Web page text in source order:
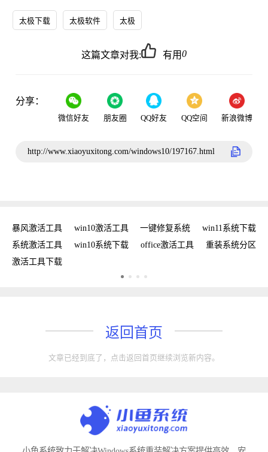
太极下载 太极软件 太极
这篇文章对我: 有用0
分享：
微信好友 朋友圈 QQ好友 QQ空间 新浪微博
http://www.xiaoyuxitong.com/windows10/197167.html
暴风激活工具 win10激活工具 一键修复系统
win11系统下载
系统激活工具
win10系统下载 office激活工具
重装系统分区
激活工具下载
返回首页
文章已经到底了，点击返回首页继续浏览新内容。